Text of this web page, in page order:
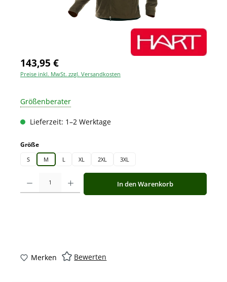
143,95 €
Preise inkl. MwSt. zzgl. Versandkosten
Größenberater
Lieferzeit: 1–2 Werktage
Größeauswählen
S M L XL 2XL 3XL
Produkt Anzahl: Gib den gewünschten Wert ein oder benutze die
In den Warenkorb
Merken Bewerten